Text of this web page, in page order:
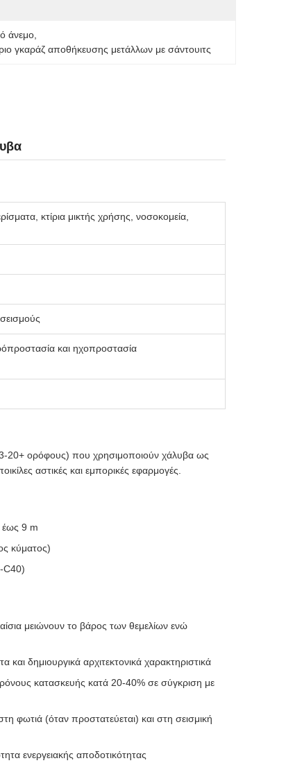
άνεμο
γκαράζ αποθήκευσης μετάλλων με σάντουιτς
κτίρια μικτής χρήσης, νοσοκομεία,
και ηχοπροστασία
20+ ορόφους) που χρησιμοποιούν χάλυβα ως
αστικές και εμπορικές εφαρμογές.
έως 9 m
κύματος)
C40)
μειώνουν το βάρος των θεμελίων ενώ
δημιουργικά αρχιτεκτονικά χαρακτηριστικά
κατασκευής κατά 20-40% σε σύγκριση με
φωτιά (όταν προστατεύεται) και στη σεισμική
ενεργειακής αποδοτικότητας